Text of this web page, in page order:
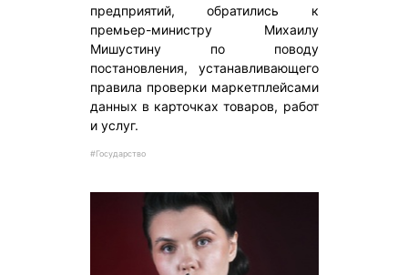
предприятий, обратились к
премьер-министру Михаилу
Мишустину по поводу
постановления, устанавливающего
правила проверки маркетплейсами
данных в карточках товаров, работ
и услуг.
#Государство